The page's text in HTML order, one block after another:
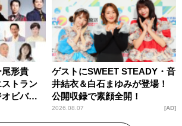
形貴
トラン
ビバリ
ゲストにSWEET STEADY・音
井結衣＆白石まゆみが登場！
公開収録で素顔全開！
2026.08.07 AD